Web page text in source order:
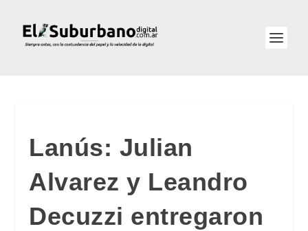
Lanús: Julian
Alvarez y Leandro
Decuzzi entregaron